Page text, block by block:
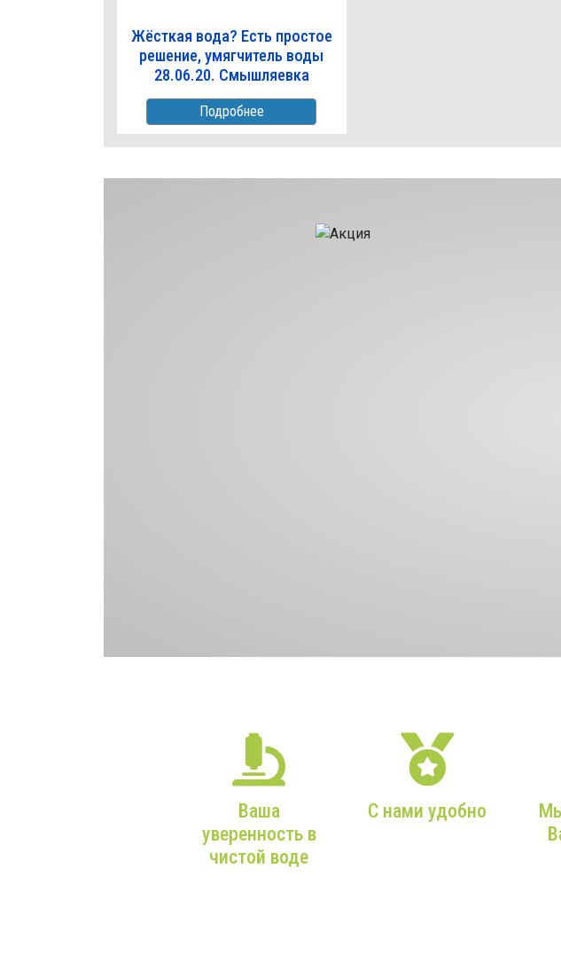
Жёсткая вода? Есть простое
решение, умягчитель воды
28.06.20. Смышляевка
Подробнее
Ваша
уверенность в
чистой воде
С нами удобно